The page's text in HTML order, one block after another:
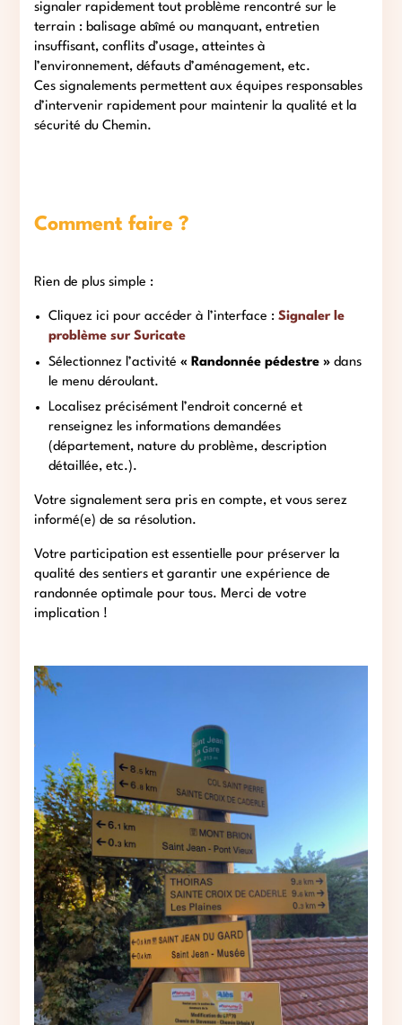
signaler rapidement tout problème rencontré sur le
terrain : balisage abîmé ou manquant, entretien
insuffisant, conflits d’usage, atteintes à
l’environnement, défauts d’aménagement, etc.
Ces signalements permettent aux équipes responsables
d’intervenir rapidement pour maintenir la qualité et la
sécurité du Chemin.
Comment faire ?
Rien de plus simple :
Cliquez ici pour accéder à l’interface :Signaler le
problème sur Suricate
Sélectionnez l’activité« Randonnée pédestre » dans
le menu déroulant.
Localisez précisément l’endroit concerné et
renseignez les informations demandées
(département, nature du problème, description
détaillée, etc.).
Votre signalement sera pris en compte, et vous serez
informé(e) de sa résolution.
Votre participation est essentielle pour préserver la
qualité des sentiers et garantir une expérience de
randonnée optimale pour tous. Merci de votre
implication !